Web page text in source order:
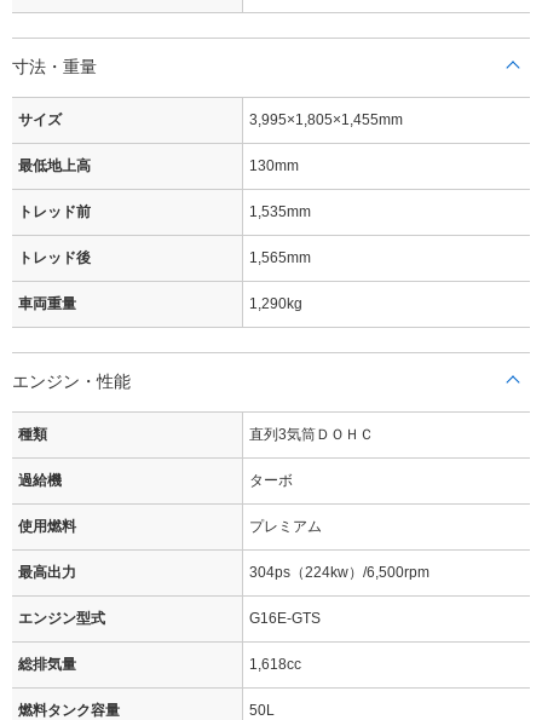
寸法・重量
サイズ 3,995×1,805×1,455mm
最低地上高 130mm
トレッド前 1,535mm
トレッド後 1,565mm
車両重量 1,290kg
エンジン・性能
種類 直列3気筒ＤＯＨＣ
過給機 ターボ
使用燃料 プレミアム
最高出力 304ps（224kw）/6,500rpm
エンジン型式 G16E-GTS
総排気量 1,618cc
燃料タンク容量 50L